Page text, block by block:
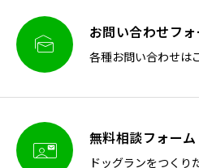
 お問い合わせフォ
各種お問い合わせは
 無料相談フォーム
ドッグランをつくり